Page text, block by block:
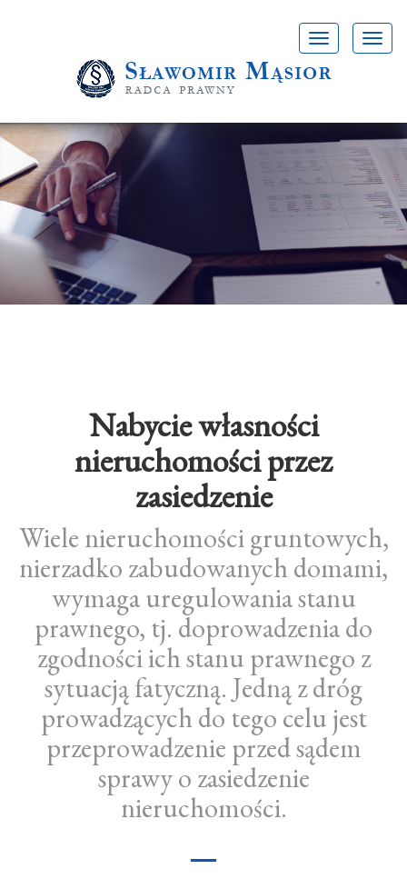
Nabycie własności
nieruchomości przez
zasiedzenie
Wiele nieruchomości gruntowych,
nierzadko zabudowanych domami,
wymaga uregulowania stanu
prawnego, tj. doprowadzenia do
zgodności ich stanu prawnego z
sytuacją fatyczną. Jedną z dróg
prowadzących do tego celu jest
przeprowadzenie przed sądem
sprawy o zasiedzenie
nieruchomości.